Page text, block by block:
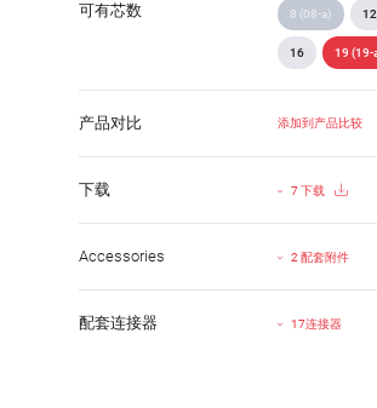
可有芯数 8 (08-a)
16 19 (19-
产品对比 添加到产品比较
下载 7 下载
Accessories 2 配套附件
配套连接器 17连接器